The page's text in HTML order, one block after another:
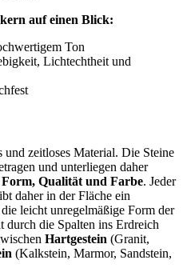
auf einen Blick:
Ton
Lichtechtheit und
und zeitloses Material. Die Steine
und unterliegen daher
Qualität und Farbe. Jeder
daher in der Fläche ein
leicht unregelmäßige Form der
durch die Spalten ins Erdreich
Hartgestein (Granit,
(Kalkstein, Marmor, Sandstein,